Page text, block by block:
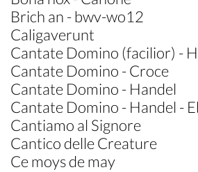
Brich an - bwv-wo12
Caligaverunt
Cantate Domino (facilior) -
Cantate Domino - Croce
Cantate Domino - Handel
Cantate Domino - Handel -
Cantiamo al Signore
Cantico delle Creature
Ce moys de may